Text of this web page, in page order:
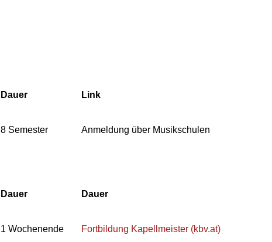
Dauer Link
8 Semester Anmeldung über Musikschulen
Dauer Dauer
1 Wochenende Fortbildung Kapellmeister (kbv.at)